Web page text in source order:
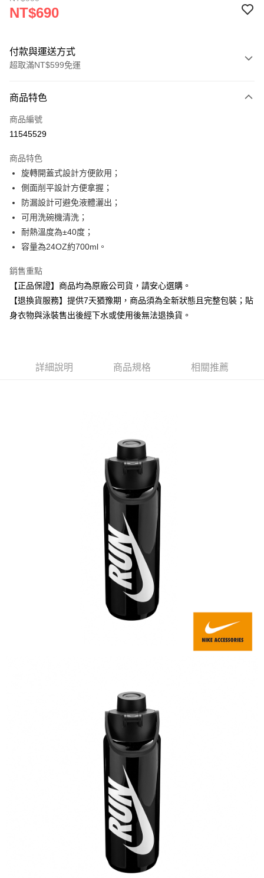
NT$690
付款與運送方式
超取滿NT$599免運
信用卡一次付款
超商取貨付款
運送方式
全家取貨付款
每筆NT$80，滿NT$599(含以上)免運費
付款後全家取貨
每筆NT$80，滿NT$599(含以上)免運費
7-11取貨付款
每筆NT$80，滿NT$599(含以上)免運費
付款後7-11取貨
每筆NT$80，滿NT$599(含以上)免運費
商品特色
商品編號
11545529
商品特色
旋轉開蓋式設計方便飲用；
側面削平設計方便拿握；
防漏設計可避免液體灑出；
可用洗碗機清洗；
耐熱溫度為±40度；
容量為24OZ約700ml。
銷售重點
【正品保證】商品均為原廠公司貨，請安心選購。
【退換貨服務】提供7天猶豫期，商品須為全新狀態且完整包裝；貼
身衣物與泳裝售出後經下水或使用後無法退換貨。
詳細說明 商品規格 相關推薦